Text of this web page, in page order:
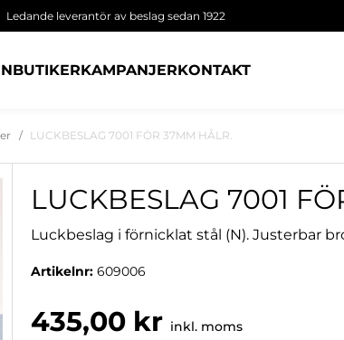
Ledande leverantör av beslag sedan 1922
BUTIKERKAMPANJERKONTAKT
LUCKBESLAG 7001 FÖR 37MM HÅLR.
LUCKBESLAG 7001
Luckbeslag i förnicklat stål (N). Justerbar
Artikelnr:609006
435,00 kr inkl. moms